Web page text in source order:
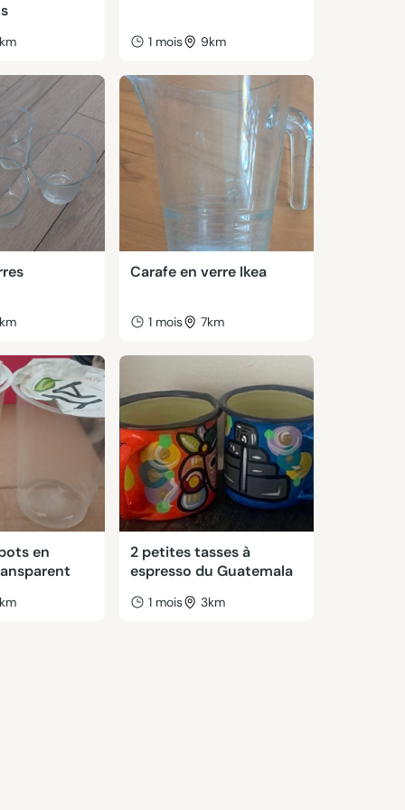
1 mois 9km
Carafe en verre Ikea
1 mois 7km
en
2 petites tasses à
espresso du Guatemala
1 mois 3km